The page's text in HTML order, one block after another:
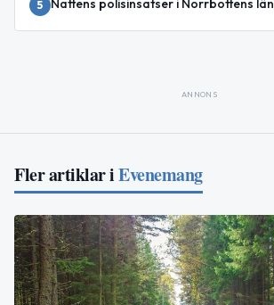
5 Nattens polisinsatser i Norrbottens län
ANNONS
Fler artiklar iEvenemang